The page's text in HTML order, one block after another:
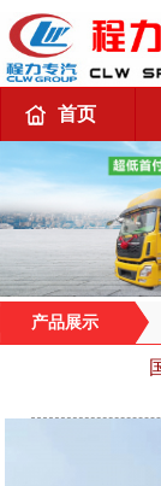
首页
产品展示